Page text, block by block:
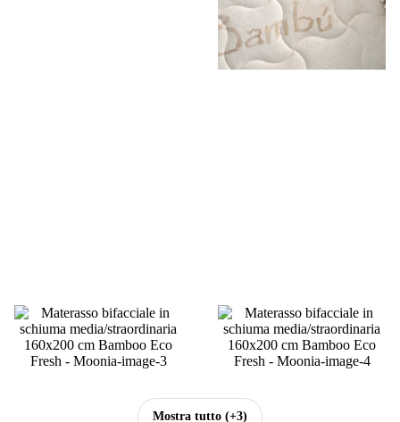
Mostra tutto (+3)